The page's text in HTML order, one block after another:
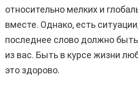
относительно мелких и
вместе. Однако, есть
последнее слово должно
из вас. Быть в курсе жизни
это здорово.